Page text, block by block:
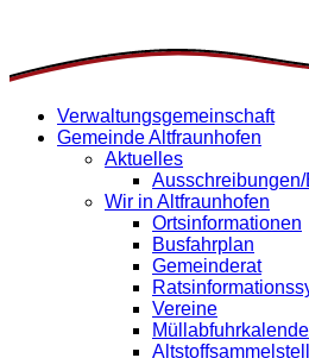
Verwaltungsgemeinschaft
Gemeinde Altfraunhofen
Aktuelles
Wir in Altfraunhofen
Ortsinformationen
Busfahrplan
Gemeinderat
Vereine